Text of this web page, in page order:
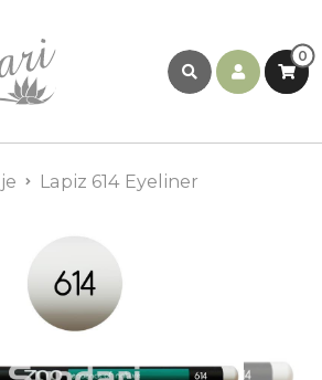
0
Lapiz 614 Eyeliner